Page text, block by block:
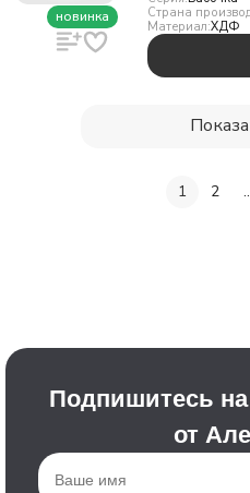
новинка
Страна
Материал:ХДФ
1 2
Подпишитесь
от